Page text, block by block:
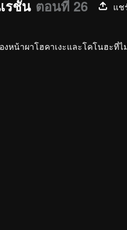
รชั่น ตอนที่ 26
แช
น้าผาโฮคาเงะและโคโนฮะที่